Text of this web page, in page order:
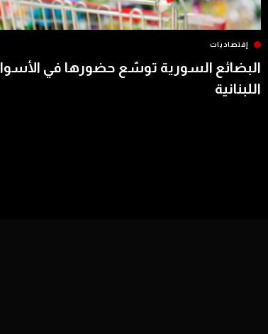
إقتصاديات
البضائع السورية توسّع حضورها في
اللبنانية